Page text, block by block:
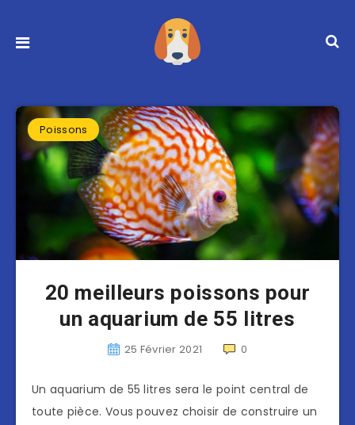
Poissons
20 meilleurs poissons pour
un aquarium de 55 litres
25 Février 2021 0
Un aquarium de 55 litres sera le point central de
toute pièce. Vous pouvez choisir de construire un